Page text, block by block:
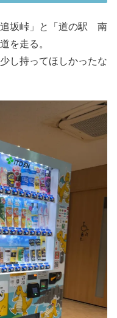
坂峠」と「道の駅 南
を走る。
し持ってほしかったな